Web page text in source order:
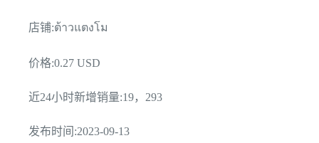
店铺:ต้าวแตงโม
价格:0.27 USD
近24小时新增销量:19，293
发布时间:2023-09-13